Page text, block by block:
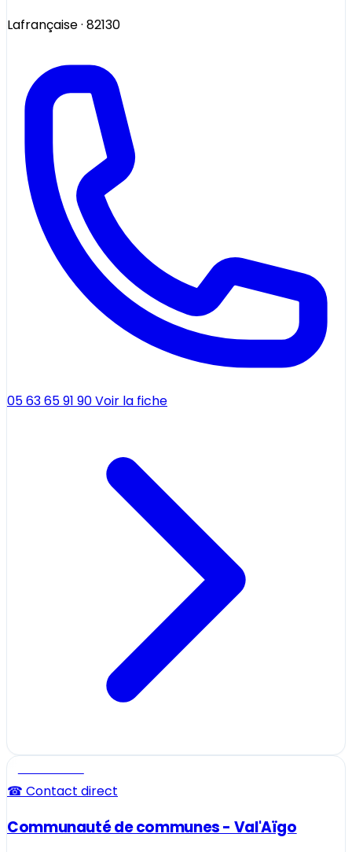
Lafrançaise· 82130
05 63 65 91 90Voir la fiche
☎ Contact direct
Communauté de communes - Val'Aïgo